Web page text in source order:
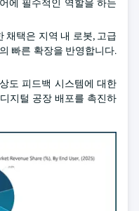
에 필수적인 역할을 하는
채택은 지역 내 로봇, 고급
빠른 확장을 반영합니다.
도 피드백 시스템에 대한
지털 공장 배포를 촉진하